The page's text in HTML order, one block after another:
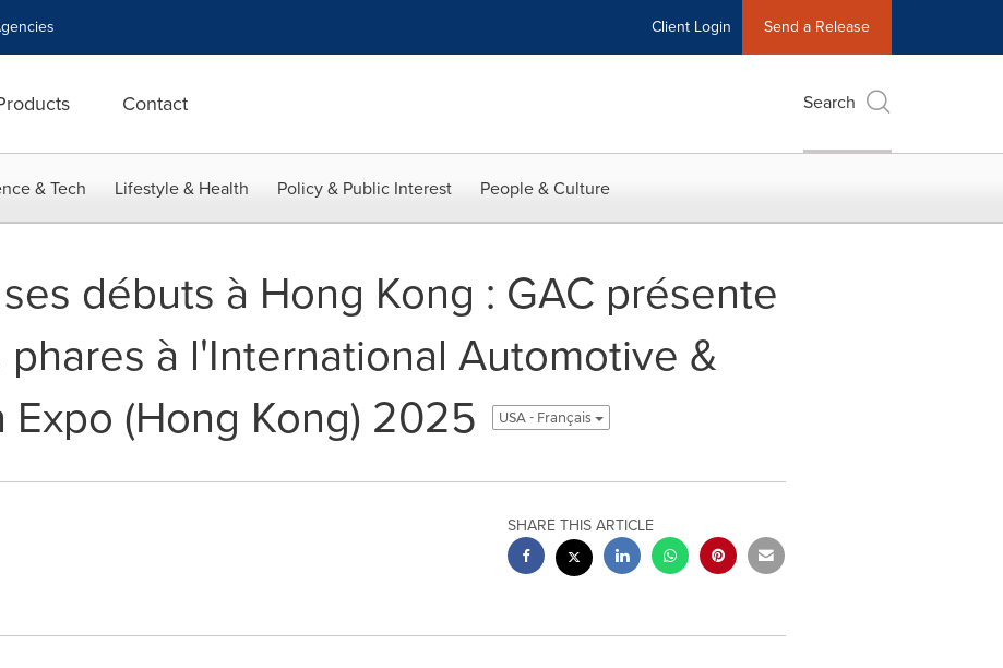
Client Login Send a Release
Contact Search
& Tech Lifestyle & Health Policy & Public Interest People & Culture
débuts à Hong Kong : GAC présente
à l'International Automotive &
Expo (Hong Kong) 2025
USA - Français
SHARE THIS ARTICLE